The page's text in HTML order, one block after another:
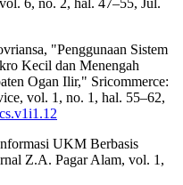
6, no. 2, hal. 47–55, Jul.
"Penggunaan Sistem
Kecil dan Menengah
Ogan Ilir," Sricommerce:
vol. 1, no. 1, hal. 55–62,
UKM Berbasis
Z.A. Pagar Alam, vol. 1,